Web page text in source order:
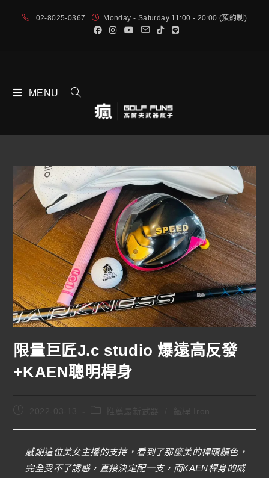
02-8025-0367 Monday - Saturday 11:00 - 20:00 (預約制)
MENU
限量巨匠J.c studio 爆遠高反發
+KAEN聰明桿身
2022-03-13 鐵桿 Iron
感謝這位美女主播的支持，看到了那麼美的桿頭顏色，
完全受不了誘惑，直接決定配一支，而KAEN桿身的威